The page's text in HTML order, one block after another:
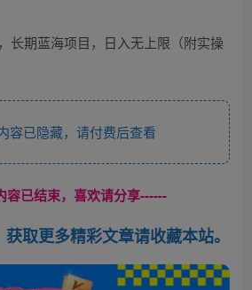
已隐藏，请付费后查看
容已结束，喜欢请分享------
取更多精彩文章请收藏本站。